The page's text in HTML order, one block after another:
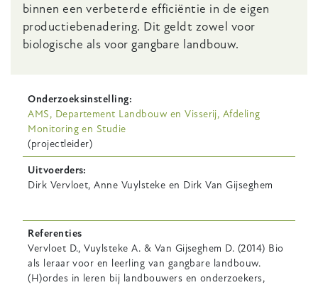
binnen een verbeterde efficiëntie in de eigen
productiebenadering. Dit geldt zowel voor
biologische als voor gangbare landbouw.
Onderzoeksinstelling
AMS, Departement Landbouw en Visserij, Afdeling
Monitoring en Studie
(projectleider)
Uitvoerders
Dirk Vervloet, Anne Vuylsteke en Dirk Van Gijseghem
Referenties
Vervloet D., Vuylsteke A. & Van Gijseghem D. (2014) Bio
als leraar voor en leerling van gangbare landbouw.
(H)ordes in leren bij landbouwers en onderzoekers,